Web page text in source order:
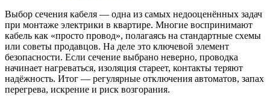
Выбор сечения кабеля — одна из самых недооценённых задач
при монтаже электрики в квартире. Многие воспринимают
кабель как «просто провод», полагаясь на стандартные схемы
или советы продавцов. На деле это ключевой элемент
безопасности. Если сечение выбрано неверно, проводка
начинает нагреваться, изоляция стареет, контакты теряют
надёжность. Итог — регулярные отключения автоматов, запах
перегрева, искрение и риск возгорания.